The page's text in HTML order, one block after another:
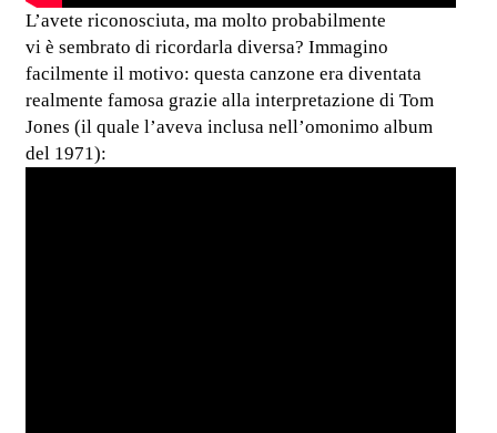
L’avete riconosciuta, ma molto probabilmente
vi è sembrato di ricordarla diversa? Immagino
facilmente il motivo: questa canzone era diventata
realmente famosa grazie alla interpretazione di Tom
Jones (il quale l’aveva inclusa nell’omonimo album
del 1971):